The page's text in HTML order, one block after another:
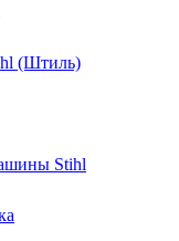
(Штиль)
Stihl